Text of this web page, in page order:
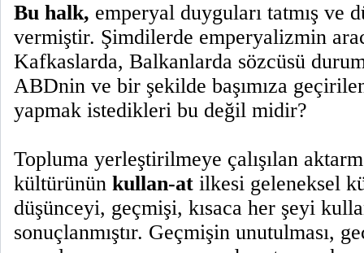
Bu halk, emperyal duyguları tatmış ve
vermiştir. Şimdilerde emperyalizmin
Kafkaslarda, Balkanlarda sözcüsü
ABDnin ve bir şekilde başımıza
yapmak istedikleri bu değil midir?
Topluma yerleştirilmeye çalışılan
kültürünün kullan-at ilkesi geleneksel
düşünceyi, geçmişi, kısaca her şeyi
sonuçlanmıştır. Geçmişin unutulması,